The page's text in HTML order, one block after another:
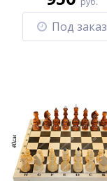
Под заказ